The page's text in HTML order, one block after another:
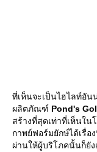
ที่เห็นจะเป็นไฮไลท์อั
ผลิตภัณฑ์ Pond's
สร้างที่สุดเท่าที่เห็นใน
กาพย์ฟอร์มยักษ์ได้เรื่อ
ผ่านให้ผู้บริโภคนั้นก็ยัง